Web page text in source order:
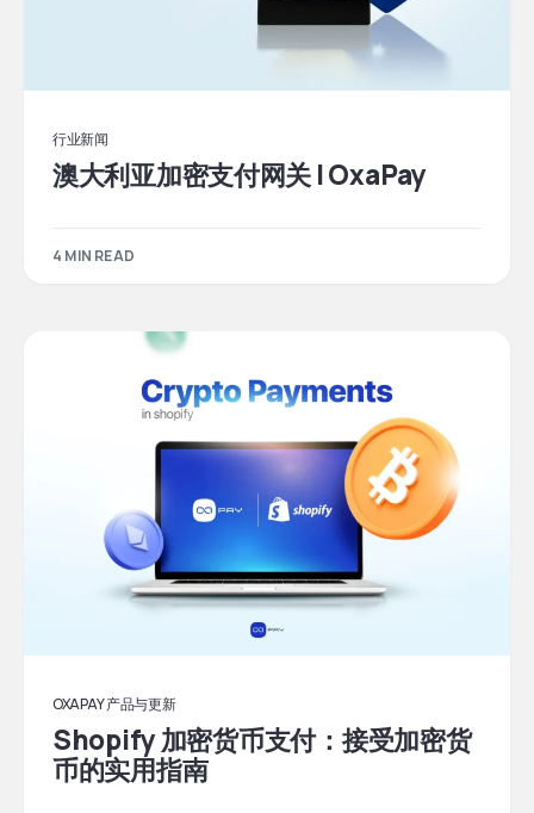
行业新闻
澳大利亚加密支付网关 | OxaPay
4 MIN READ
OXAPAY 产品与更新
Shopify 加密货币支付：接受加密货
币的实用指南